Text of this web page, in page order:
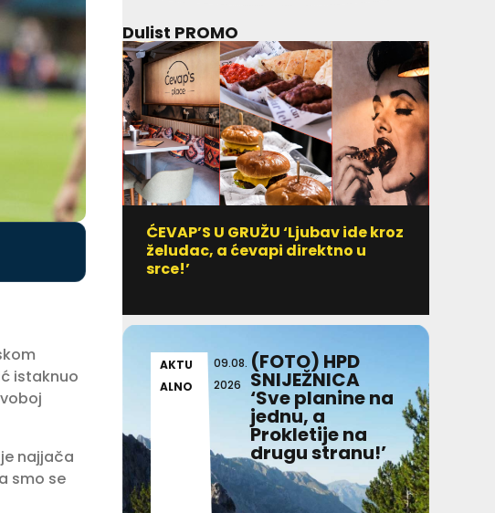
istaknuo
najjača
smo se
Dulist PROMO
ĆEVAP’S U GRUŽU ‘Ljubav ide kroz
želudac, a ćevapi direktno u
srce!’
AKTU
ALNO
09.08.
2026
(FOTO) HPD
SNIJEŽNICA
‘Sve planine na
jednu, a
Prokletije na
drugu stranu!’